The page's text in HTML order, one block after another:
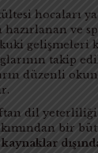
hocaları
hazırlanan ve
gelişmeleri
takip
düzenli
dil yeterliliği
bir